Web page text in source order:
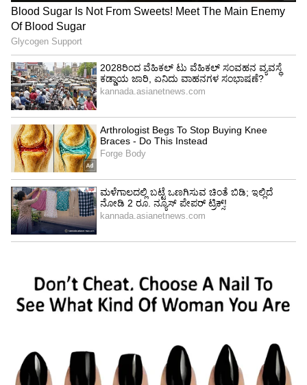
ಹೃದಯಭಾಗದಲ್ಲಿ ಮುಂಜಾನೆ ಹೊತ್ತಿನಲ್ಲೇ ನಡೆದ ಈ ಗ್ಯಾಂಗ್
ಅಟ್ಯಾಕ್ ಸ್ಥಳೀಯರಲ್ಲಿ ಭೀತಿ ಮೂಡಿಸಿದೆ.